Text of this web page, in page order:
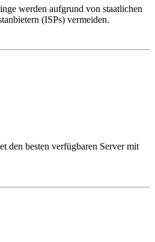
werden aufgrund von staatlichen
(ISPs) vermeiden.
den besten verfügbaren Server mit